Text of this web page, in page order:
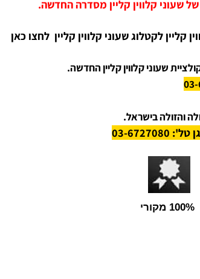
מחיר הכי זול בארץ.
לקטלוג שעוני
קלווין קליין החדשה.
בישראל.